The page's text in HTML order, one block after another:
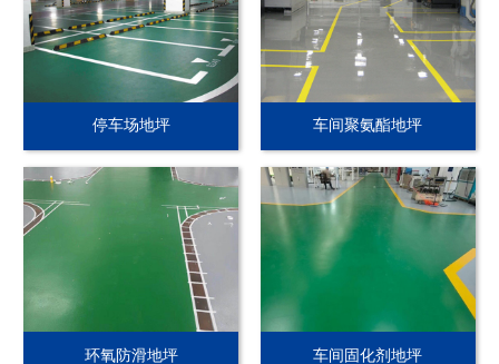
停车场地坪 车间聚氨酯地坪
环氧防滑地坪 车间固化剂地坪